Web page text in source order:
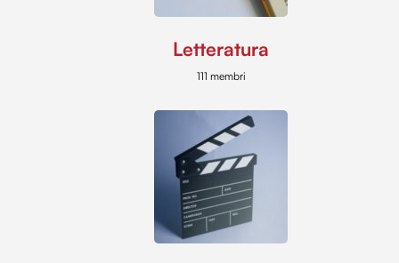
Letteratura
111 membri